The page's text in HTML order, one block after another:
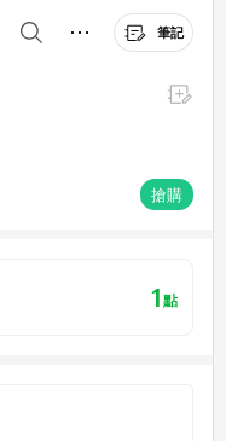
筆記
搶購
1點